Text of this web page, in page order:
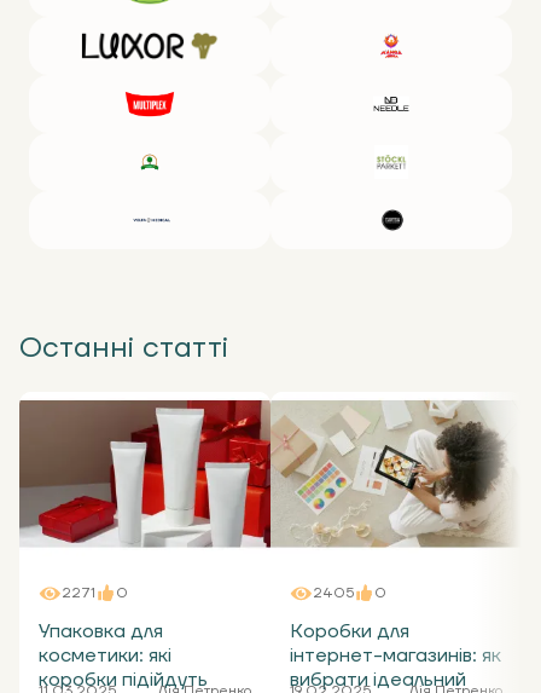
Після обрізання за форматом вироби склеюють або
зшивають. При цьому виробники використовують
токсичних речовин.
насамперед слід визначитися з їхнім призначенням.
відповідний тип і розмір. Для цього потрібно виміряти
довжину, ширину та висоту — параметри, необхідні,
декількох варіантах типорозміру.
З розвитком інтернет-комерції та доставлення
продовжує зростати. Такий матеріал легший, ніж
пластик, піддається вторинному переробленню. Він
менш громіздкий і великоваговий порівняно з
деревом. Крафтові коробки стали невіддільною
частиною сучасного бізнесу — це універсальне,
екологічне, економічно вигідне рішення для
Останні статті
2271 0
Упаковка для
косметики: які
коробки підійдуть
2405 0
Коробки для
інтернет-магазинів: як
вибрати ідеальний